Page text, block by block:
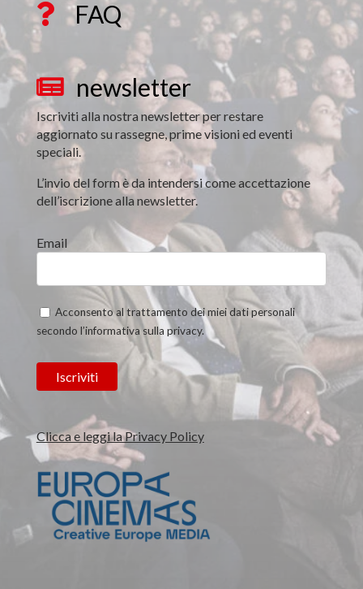
 FAQ
 newsletter
Iscriviti alla nostra newsletter per restare
aggiornato su rassegne, prime visioni ed eventi
speciali.
L’invio del form è da intendersi come accettazione
dell’iscrizione alla newsletter.
Email
Acconsento al trattamento dei miei dati personali
secondo l’informativa sulla privacy.
Clicca e leggi la Privacy Policy